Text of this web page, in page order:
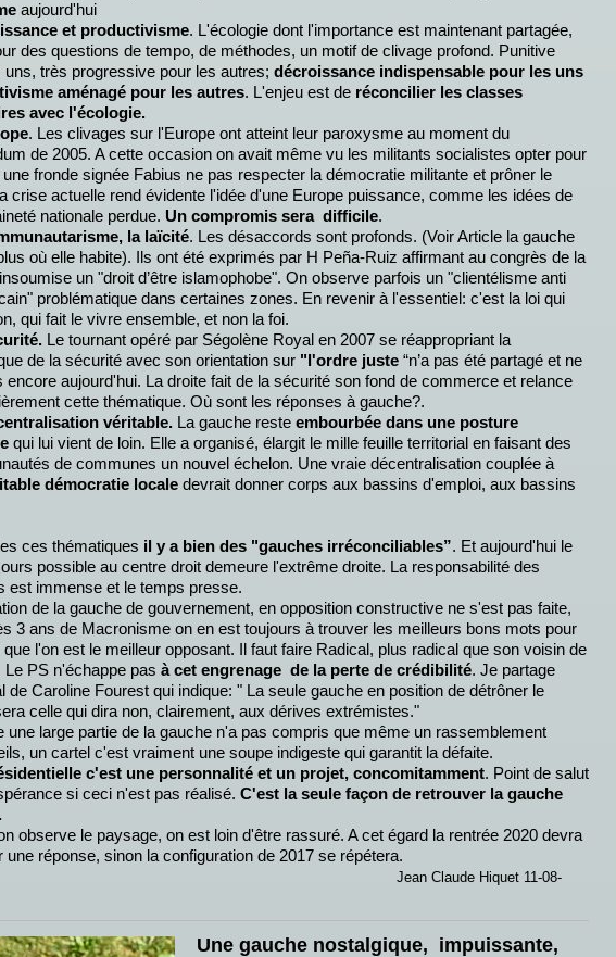
aujourd'hui
et productivisme. L'écologie dont l'importance est maintenant partagée,
des questions de tempo, de méthodes, un motif de clivage profond. Punitive
uns, très progressive pour les autres; décroissance indispensable pour les uns
aménagé pour les autres. L'enjeu est de réconcilier les classes
avec l'écologie.
. Les clivages sur l'Europe ont atteint leur paroxysme au moment du
de 2005. A cette occasion on avait même vu les militants socialistes opter pour
une fronde signée Fabius ne pas respecter la démocratie militante et prôner le
crise actuelle rend évidente l'idée d'une Europe puissance, comme les idées de
nationale perdue. Un compromis sera difficile.
la laïcité. Les désaccords sont profonds. (Voir Article la gauche
où elle habite). Ils ont été exprimés par H Peña-Ruiz affirmant au congrès de la
un "droit d’être islamophobe". On observe parfois un "clientélisme anti
problématique dans certaines zones. En revenir à l'essentiel: c'est la loi qui
qui fait le vivre ensemble, et non la foi.
Le tournant opéré par Ségolène Royal en 2007 se réappropriant la
de la sécurité avec son orientation sur "l'ordre juste “n’a pas été partagé et ne
encore aujourd'hui. La droite fait de la sécurité son fond de commerce et relance
cette thématique. Où sont les réponses à gauche?.
véritable. La gauche reste embourbée dans une posture
qui lui vient de loin. Elle a organisé, élargit le mille feuille territorial en faisant des
de communes un nouvel échelon. Une vraie décentralisation couplée à
démocratie locale devrait donner corps aux bassins d'emploi, aux bassins
ces thématiques il y a bien des "gauches irréconciliables”. Et aujourd'hui le
possible au centre droit demeure l'extrême droite. La responsabilité des
est immense et le temps presse.
de la gauche de gouvernement, en opposition constructive ne s'est pas faite,
3 ans de Macronisme on en est toujours à trouver les meilleurs bons mots pour
que l'on est le meilleur opposant. Il faut faire Radical, plus radical que son voisin de
Le PS n'échappe pas à cet engrenage de la perte de crédibilité. Je partage
de Caroline Fourest qui indique: " La seule gauche en position de détrôner le
celle qui dira non, clairement, aux dérives extrémistes."
une large partie de la gauche n'a pas compris que même un rassemblement
un cartel c'est vraiment une soupe indigeste qui garantit la défaite.
c'est une personnalité et un projet, concomitamment. Point de salut
si ceci n'est pas réalisé. C'est la seule façon de retrouver la gauche
observe le paysage, on est loin d'être rassuré. A cet égard la rentrée 2020 devra
une réponse, sinon la configuration de 2017 se répétera.
Claude Hiquet 11-08-
Une gauche nostalgique, impuissante,